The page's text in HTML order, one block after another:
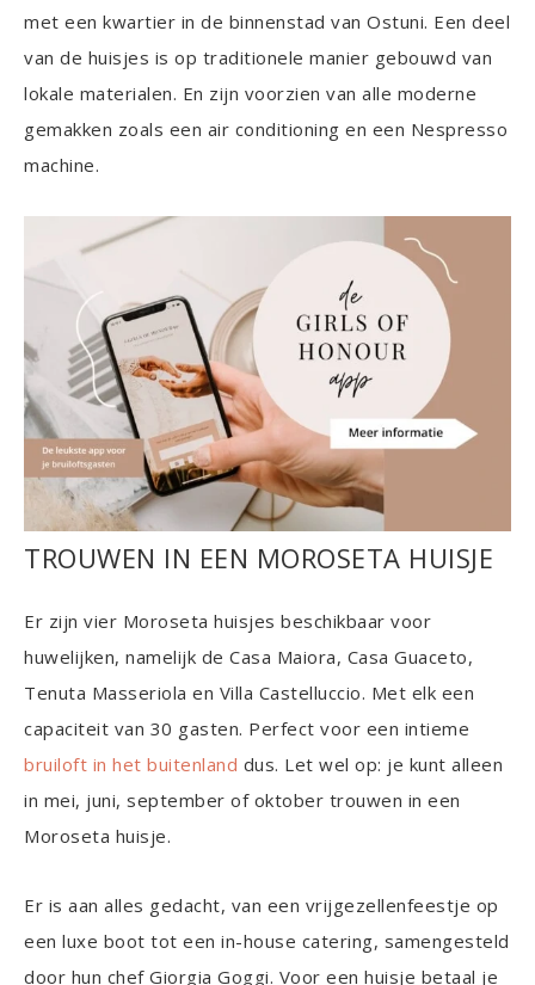
met een kwartier in de binnenstad van Ostuni. Een deel
van de huisjes is op traditionele manier gebouwd van
lokale materialen. En zijn voorzien van alle moderne
gemakken zoals een air conditioning en een Nespresso
machine.
TROUWEN IN EEN MOROSETA HUISJE
Er zijn vier Moroseta huisjes beschikbaar voor
huwelijken, namelijk de Casa Maiora, Casa Guaceto,
Tenuta Masseriola en Villa Castelluccio. Met elk een
capaciteit van 30 gasten. Perfect voor een intieme
bruiloft in het buitenland dus. Let wel op: je kunt alleen
in mei, juni, september of oktober trouwen in een
Moroseta huisje.
Er is aan alles gedacht, van een vrijgezellenfeestje op
een luxe boot tot een in-house catering, samengesteld
door hun chef Giorgia Goggi. Voor een huisje betaal je